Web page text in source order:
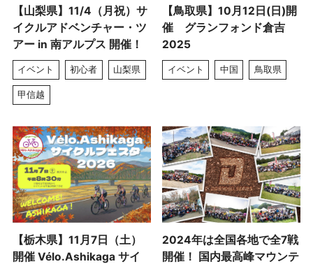
【山梨県】11/4（月祝）サ
イクルアドベンチャー・ツ
アー in 南アルプス 開催！
イベント 初心者 山梨県
甲信越
【鳥取県】10月12日(日)開
催 グランフォンド倉吉
2025
イベント 中国 鳥取県
【栃木県】11月7日（土）
開催 Vélo.Ashikaga サイ
2024年は全国各地で全7戦
開催！ 国内最高峰マウンテ